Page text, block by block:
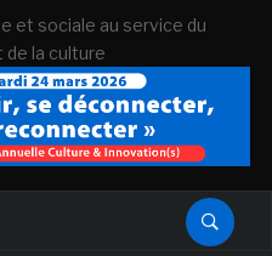
et sociale au service du
de la culture